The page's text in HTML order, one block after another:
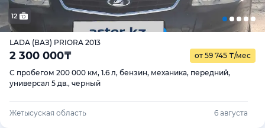
12
LADA (ВАЗ) PRIORA 2013
2 300 000₸ от 59 745 ₸/мес
С пробегом 200 000 км, 1.6 л, бензин, механика, передний,
универсал 5 дв., черный
Жетысуская область 6 августа